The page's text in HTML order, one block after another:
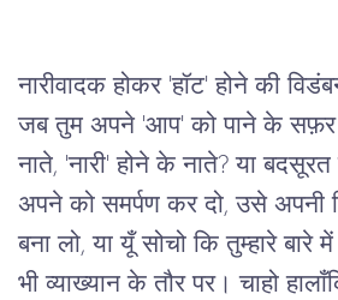
नारीवादक होकर 'हॉट' होने की
जब तुम अपने 'आप' को पाने के सफ़र
नाते, 'नारी' होने के नाते? या
अपने को समर्पण कर दो, उसे अपनी
बना लो, या यूँ सोचो कि तुम्हारे
भी व्याख्यान के तौर पर। चाहो